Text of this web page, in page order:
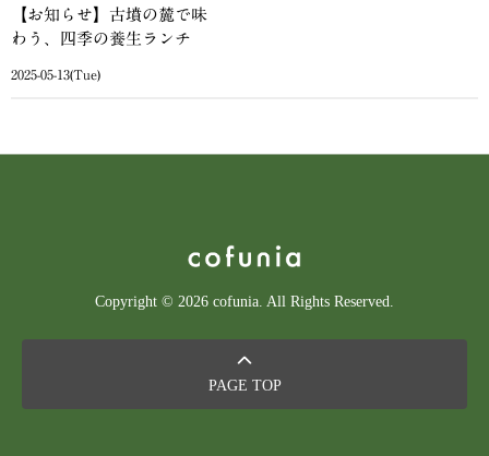
【お知らせ】古墳の麓で味
わう、四季の養生ランチ
2025-05-13(Tue)
Copyright © 2026 cofunia. All Rights Reserved.
PAGE TOP